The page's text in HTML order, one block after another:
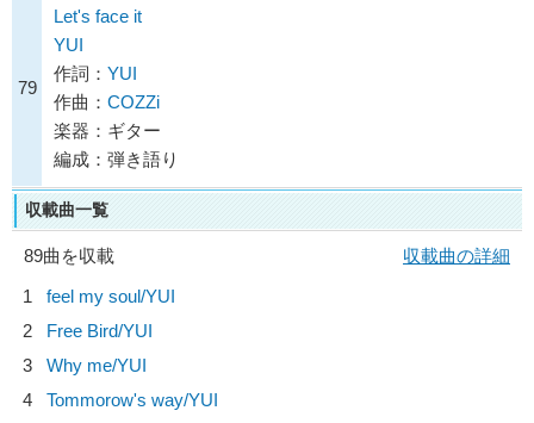
79
Let's face it
YUI
作詞： YUI
作曲： COZZi
楽器：ギター
編成：弾き語り
収載曲一覧
89曲を収載
収載曲の詳細
1
feel my soul/YUI
2
Free Bird/YUI
3
Why me/YUI
4
Tommorow's way/YUI